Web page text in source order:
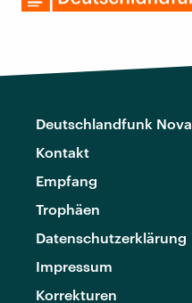
Deutschlandfunk Nova
Kontakt
Empfang
Trophäen
Datenschutzerklärung
Impressum
Korrekturen